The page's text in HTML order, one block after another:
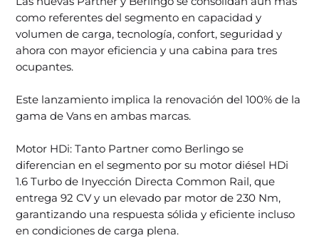
como referentes del segmento en capacidad y
volumen de carga, tecnología, confort, seguridad y
ahora con mayor eficiencia y una cabina para tres
ocupantes.
Este lanzamiento implica la renovación del 100% de la
gama de Vans en ambas marcas.
Motor HDi: Tanto Partner como Berlingo se
diferencian en el segmento por su motor diésel HDi
1.6 Turbo de Inyección Directa Common Rail, que
entrega 92 CV y un elevado par motor de 230 Nm,
garantizando una respuesta sólida y eficiente incluso
en condiciones de carga plena.